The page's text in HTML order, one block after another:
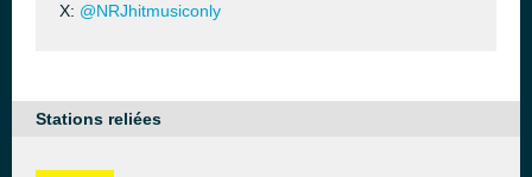
X: @NRJhitmusiconly
Stations reliées